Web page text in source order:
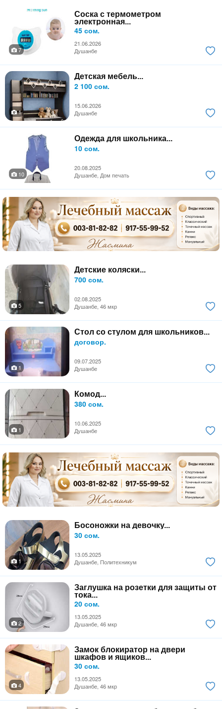
Соска с термометром
электронная...
45 сом.
21.06.2026
7
Душанбе
Детская мебель...
2 100 сом.
15.06.2026
1
Душанбе
Одежда для школьника...
10 сом.
20.08.2025
10
Душанбе, Дом печать
Детские коляски...
700 сом.
02.08.2025
5
Душанбе, 46 мкр
Стол со стулом для школьников...
договор.
09.07.2025
1
Душанбе
Комод...
380 сом.
10.06.2025
1
Душанбе
Босоножки на девочку...
30 сом.
13.05.2025
1
Душанбе, Политехникум
Заглушка на розетки для защиты от
тока...
20 сом.
13.05.2025
2
Душанбе, 46 мкр
Замок блокиратор на двери
шкафов и ящиков...
30 сом.
13.05.2025
4
Душанбе, 46 мкр